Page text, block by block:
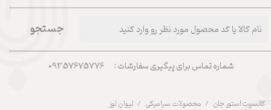
شماره تماس برای پیگیری سفارشات : 09357675776
جستجو
کانسپت استور جان محصولات سرامیکی لیوان لوز